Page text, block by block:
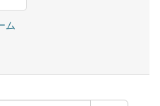
ム